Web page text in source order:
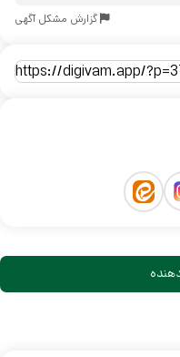
گزارش مشکل آگهی